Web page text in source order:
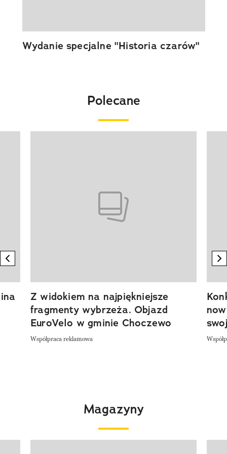
Wydanie specjalne "Historia czarów"
Polecane
previous element
Z widokiem na najpiękniejsze
fragmenty wybrzeża. Objazd
EuroVelo w gminie Choczewo
Współpraca reklamowa
Magazyny